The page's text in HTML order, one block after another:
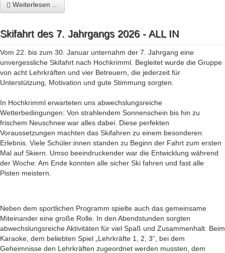
Weiterlesen ...
Skifahrt des 7. Jahrgangs 2026 - ALL IN
Vom 22. bis zum 30. Januar unternahm der 7. Jahrgang eine
unvergessliche Skifahrt nach Hochkrimml. Begleitet wurde die Gruppe
von acht Lehrkräften und vier Betreuern, die jederzeit für
Unterstützung, Motivation und gute Stimmung sorgten.
In Hochkrimml erwarteten uns abwechslungsreiche
Wetterbedingungen: Von strahlendem Sonnenschein bis hin zu
frischem Neuschnee war alles dabei. Diese perfekten
Voraussetzungen machten das Skifahren zu einem besonderen
Erlebnis. Viele Schüler:innen standen zu Beginn der Fahrt zum ersten
Mal auf Skiern. Umso beeindruckender war die Entwicklung während
der Woche: Am Ende konnten alle sicher Ski fahren und fast alle
Pisten meistern.
Neben dem sportlichen Programm spielte auch das gemeinsame
Miteinander eine große Rolle. In den Abendstunden sorgten
abwechslungsreiche Aktivitäten für viel Spaß und Zusammenhalt. Beim
Karaoke, dem beliebten Spiel „Lehrkräfte 1, 2, 3“, bei dem
Geheimnisse den Lehrkräften zugeordnet werden mussten, dem